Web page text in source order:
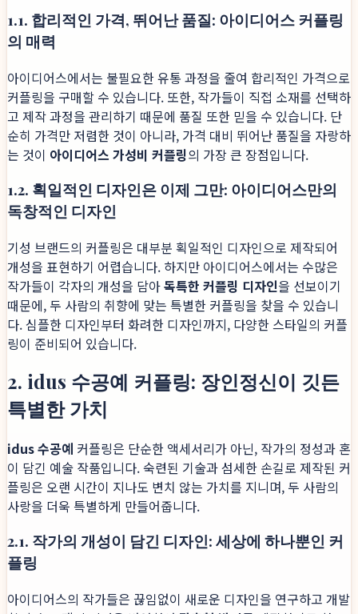
1.1. 합리적인 가격, 뛰어난 품질: 아이디어스 커플링
의 매력
아이디어스에서는 불필요한 유통 과정을 줄여 합리적인 가격으로
커플링을 구매할 수 있습니다. 또한, 작가들이 직접 소재를 선택하
고 제작 과정을 관리하기 때문에 품질 또한 믿을 수 있습니다. 단
순히 가격만 저렴한 것이 아니라, 가격 대비 뛰어난 품질을 자랑하
는 것이 아이디어스 가성비 커플링의 가장 큰 장점입니다.
1.2. 획일적인 디자인은 이제 그만: 아이디어스만의
독창적인 디자인
기성 브랜드의 커플링은 대부분 획일적인 디자인으로 제작되어
개성을 표현하기 어렵습니다. 하지만 아이디어스에서는 수많은
작가들이 각자의 개성을 담아독특한 커플링 디자인을 선보이기
때문에, 두 사람의 취향에 맞는 특별한 커플링을 찾을 수 있습니
다. 심플한 디자인부터 화려한 디자인까지, 다양한 스타일의 커플
링이 준비되어 있습니다.
2. idus 수공예 커플링: 장인정신이 깃든
특별한 가치
idus 수공예 커플링은 단순한 액세서리가 아닌, 작가의 정성과 혼
이 담긴 예술 작품입니다. 숙련된 기술과 섬세한 손길로 제작된 커
플링은 오랜 시간이 지나도 변치 않는 가치를 지니며, 두 사람의
사랑을 더욱 특별하게 만들어줍니다.
2.1. 작가의 개성이 담긴 디자인: 세상에 하나뿐인 커
플링
아이디어스의 작가들은 끊임없이 새로운 디자인을 연구하고 개발